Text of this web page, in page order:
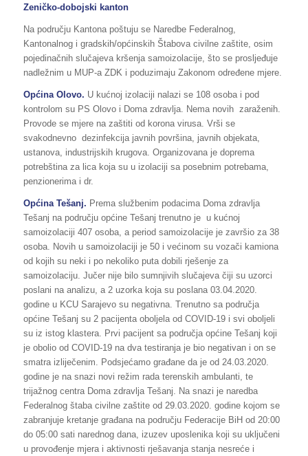
Zeničko-dobojski kanton
Na području Kantona poštuju se Naredbe Federalnog,
Kantonalnog i gradskih/općinskih Štabova civilne zaštite, osim
pojedinačnih slučajeva kršenja samoizolacije, što se prosljeđuje
nadležnim u MUP-a ZDK i poduzimaju Zakonom određene mjere.
Općina Olovo. U kućnoj izolaciji nalazi se 108 osoba i pod
kontrolom su PS Olovo i Doma zdravlja. Nema novih zaraženih.
Provode se mjere na zaštiti od korona virusa. Vrši se
svakodnevno dezinfekcija javnih površina, javnih objekata,
ustanova, industrijskih krugova. Organizovana je doprema
potrebština za lica koja su u izolaciji sa posebnim potrebama,
penzionerima i dr.
Općina Tešanj. Prema službenim podacima Doma zdravlja
Tešanj na području općine Tešanj trenutno je u kućnoj
samoizolaciji 407 osoba, a period samoizolacije je završio za 38
osoba. Novih u samoizolaciji je 50 i većinom su vozači kamiona
od kojih su neki i po nekoliko puta dobili rješenje za
samoizolaciju. Jučer nije bilo sumnjivih slučajeva čiji su uzorci
poslani na analizu, a 2 uzorka koja su poslana 03.04.2020.
godine u KCU Sarajevo su negativna. Trenutno sa područja
općine Tešanj su 2 pacijenta oboljela od COVID-19 i svi oboljeli
su iz istog klastera. Prvi pacijent sa područja općine Tešanj koji
je obolio od COVID-19 na dva testiranja je bio negativan i on se
smatra izliječenim. Podsjećamo građane da je od 24.03.2020.
godine je na snazi novi režim rada terenskih ambulanti, te
trijažnog centra Doma zdravlja Tešanj. Na snazi je naredba
Federalnog štaba civilne zaštite od 29.03.2020. godine kojom se
zabranjuje kretanje građana na području Federacije BiH od 20:00
do 05:00 sati narednog dana, izuzev uposlenika koji su uključeni
u provođenje mjera i aktivnosti rješavanja stanja nesreće i